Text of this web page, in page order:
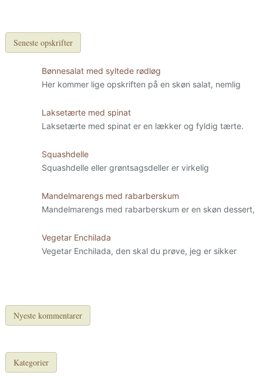
Seneste opskrifter
Bønnesalat med syltede rødløg
Her kommer lige opskriften på en skøn salat, nemlig
Laksetærte med spinat
Laksetærte med spinat er en lækker og fyldig tærte.
Squashdelle
Squashdelle eller grøntsagsdeller er virkelig
Mandelmarengs med rabarberskum
Mandelmarengs med rabarberskum er en skøn dessert,
Vegetar Enchilada
Vegetar Enchilada, den skal du prøve, jeg er sikker
Nyeste kommentarer
Kategorier